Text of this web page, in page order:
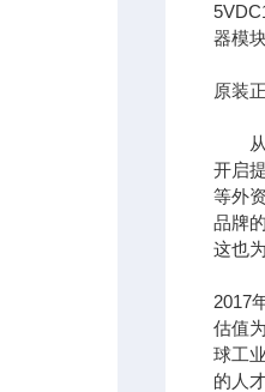
器模
原装
从全
开启
等外
品牌
这也
2017
估值
球工
的人